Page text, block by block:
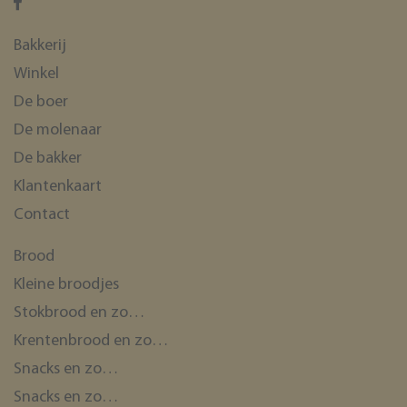
Bakkerij
Winkel
De boer
De molenaar
De bakker
Klantenkaart
Contact
Brood
Kleine broodjes
Stokbrood en zo…
Krentenbrood en zo…
Snacks en zo…
Snacks en zo…